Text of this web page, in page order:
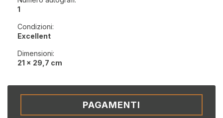
1
Condizioni:
Excellent
Dimensioni:
21 x 29,7 cm
PAGAMENTI